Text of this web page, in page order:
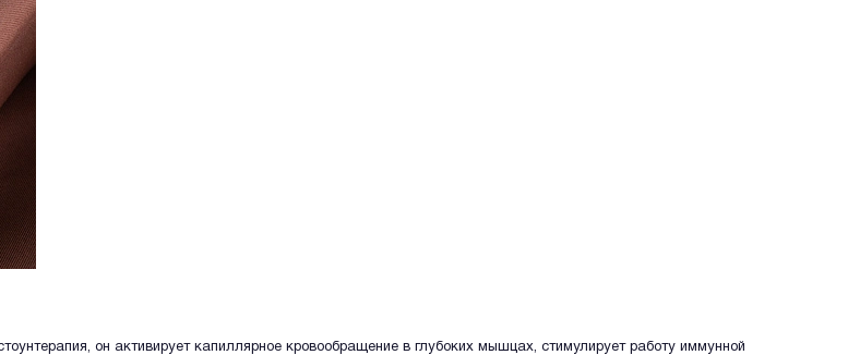
он активирует капиллярное кровообращение в глубоких мышцах, стимулирует работу иммунной